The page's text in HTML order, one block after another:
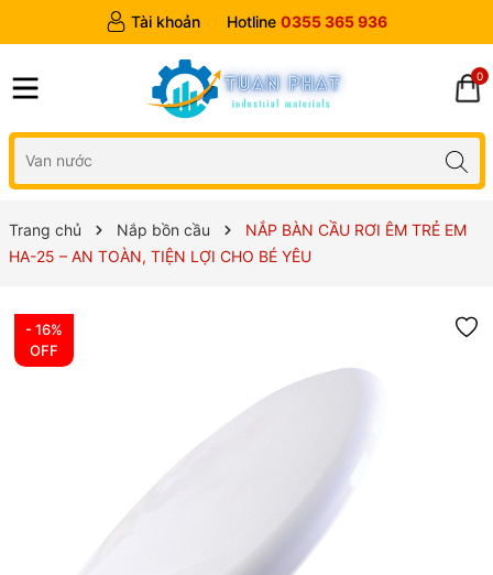
Tài khoản Hotline 0355 365 936
0
Trang chủ Nắp bồn cầu
NẮP BÀN CẦU RƠI ÊM TRẺ EM
HA-25 – AN TOÀN, TIỆN LỢI CHO BÉ YÊU
- 16%
OFF